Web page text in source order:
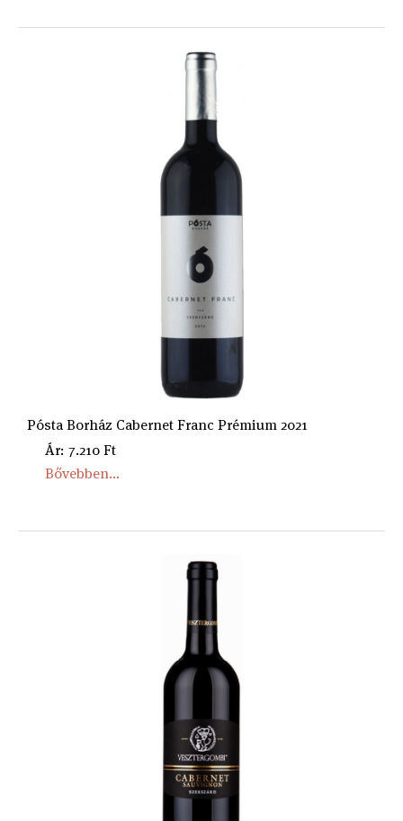
Pósta Borház Cabernet Franc Prémium 2021
Ár: 7.210 Ft
Bővebben...